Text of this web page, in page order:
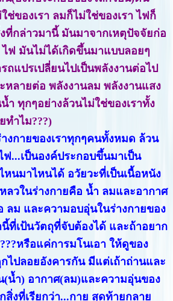
ช่ของเรา ลมก็ไม่ใช่ของเรา ไฟก็
ที่กล่าวมานี้ มันมาจากเหตุปัจจัยก่อ
ฟ มันไม่ได้เกิดขึ้นมาแบบลอยๆ
ถแปรเปลี่ยนไปเป็นพลังงานต่อไป
ลายต่อ พลังงานลม พลังงานแสง
ำ ทุกๆอย่างล้วนไม่ใช่ของเราทั้ง
ทำไม???)
งกายของเราทุกๆคนทั้งหมด ล้วน
...เป็นองค์ประกอบขึ้นมาเป็น
หนมาไหนได้ อวัยวะที่เป็นเนื้อหนัง
ลวในร่างกายคือ น้ำ ลมและอากาศ
ลม และความอบอุ่นในร่างกายของ
นี้ที่เป้นวัตถุที่จับต้องได้ และถ้าอยาก
หรือแค่การมโนเอา ให้ดูของ
ไปลอยอังคารกัน มีแต่เถ้าถ่านและ
น้ำ) อากาศ(ลม)และความอุ่นของ
สิ่งที่เรียกว่า...กาย สุดท้ายกลาย